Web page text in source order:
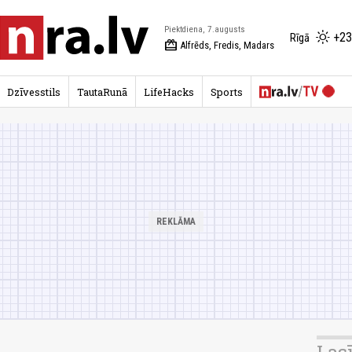
Piektdiena, 7.augusts
redeem Alfrēds, Fredis, Madars
Rīgā
Dzīvesstils TautaRunā LifeHacks Sports